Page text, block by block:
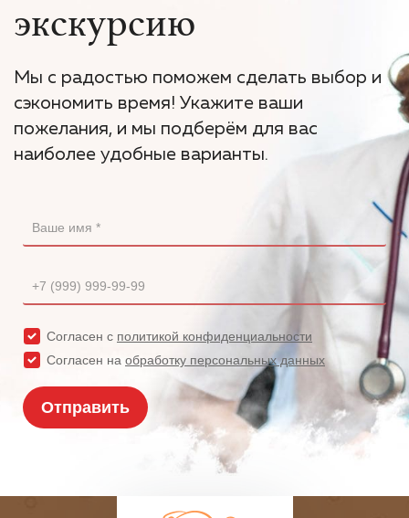
экскурсию
Мы с радостью поможем сделать выбор и
сэкономить время! Укажите ваши
пожелания, и мы подберём для вас
наиболее удобные варианты.